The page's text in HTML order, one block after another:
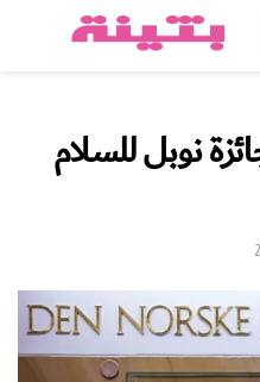
نوبل للسلام